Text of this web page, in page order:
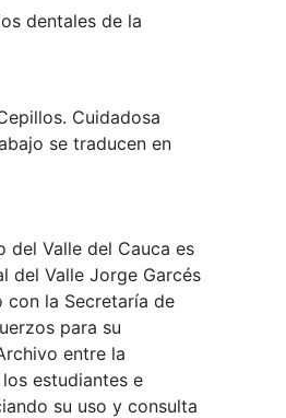
dentales de la
Cuidadosa
se traducen en
del Valle del Cauca es
del Valle Jorge Garcés
la Secretaría de
para su
entre la
estudiantes e
su uso y consulta